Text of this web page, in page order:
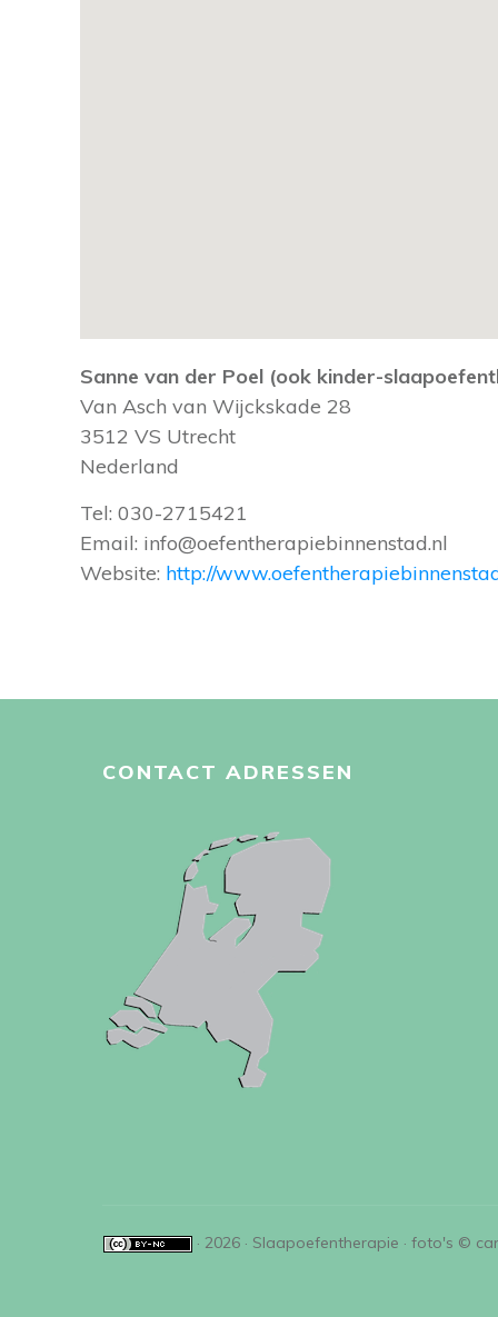
Sanne van der Poel (ook kinder-
Van Asch van Wijckskade 28
3512 VS Utrecht
Nederland
Tel: 030-2715421
Email: info@oefentherapiebinnenstad.nl
Website: http://
CONTACT ADRESSEN
· 2026 · Slaapoefentherapie · foto's ©